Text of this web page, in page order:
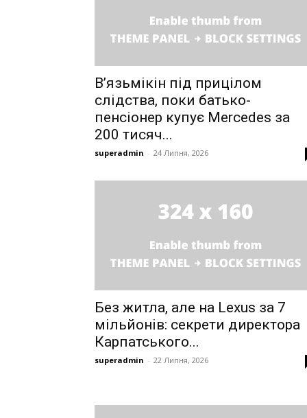
В’язьмікін під прицілом
слідства, поки батько-
пенсіонер купує Mercedes за
200 тисяч...
superadmin - 24 Липня, 2026
Без житла, але на Lexus за 7
мільйонів: секрети директора
Карпатського...
superadmin - 22 Липня, 2026